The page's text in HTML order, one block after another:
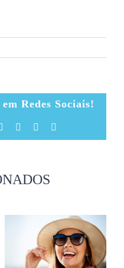
Redes Sociais!
TumblrPinterest